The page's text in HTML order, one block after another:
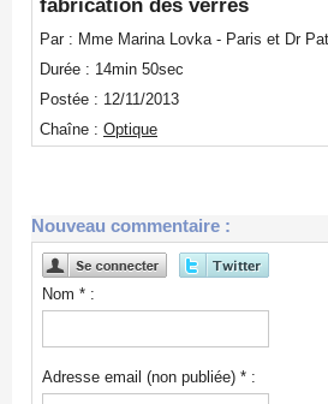
fabrication des verres
Par : Mme Marina Lovka - Paris et Dr
Durée : 14min 50sec
Postée : 12/11/2013
Chaîne : Optique
Nouveau commentaire :
Nom * :
Adresse email (non publiée) * :